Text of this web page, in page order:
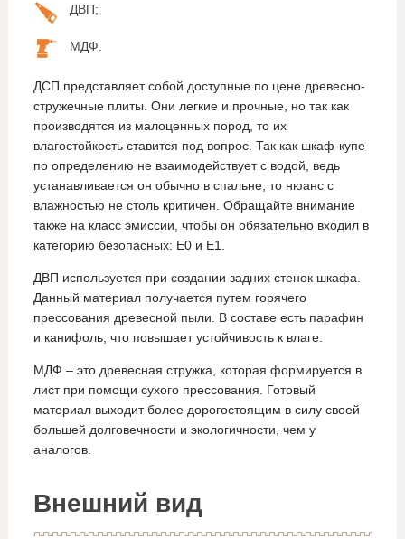
ДВП;
МДФ.
ДСП представляет собой доступные по цене древесно-
стружечные плиты. Они легкие и прочные, но так как
производятся из малоценных пород, то их
влагостойкость ставится под вопрос. Так как шкаф-купе
по определению не взаимодействует с водой, ведь
устанавливается он обычно в спальне, то нюанс с
влажностью не столь критичен. Обращайте внимание
также на класс эмиссии, чтобы он обязательно входил в
категорию безопасных: Е0 и Е1.
ДВП используется при создании задних стенок шкафа.
Данный материал получается путем горячего
прессования древесной пыли. В составе есть парафин
и канифоль, что повышает устойчивость к влаге.
МДФ – это древесная стружка, которая формируется в
лист при помощи сухого прессования. Готовый
материал выходит более дорогостоящим в силу своей
большей долговечности и экологичности, чем у
аналогов.
Внешний вид